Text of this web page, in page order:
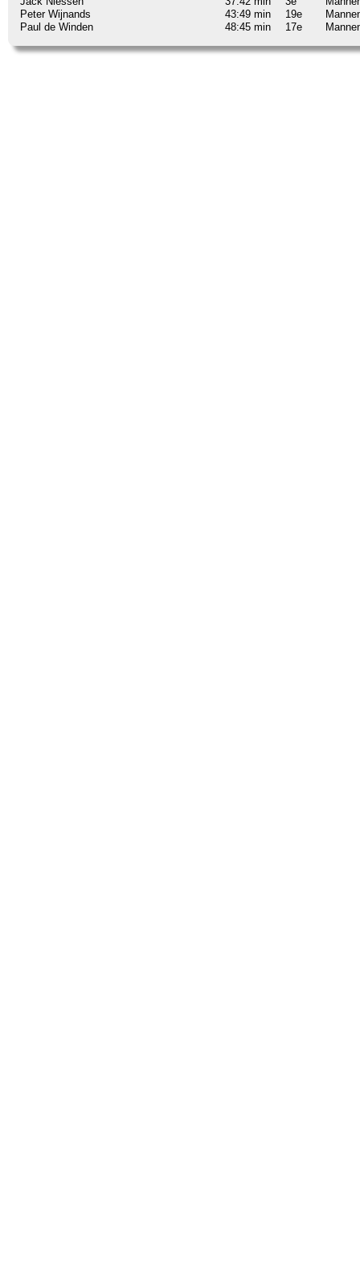
Peter Wijnands
43:49 min 19e
Paul de Winden
48:45 min 17e